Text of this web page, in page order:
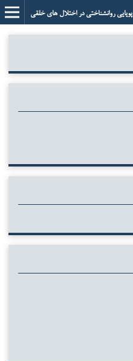
پویایی روانشناختی در اختلال های خلقی